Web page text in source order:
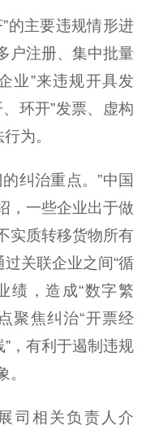
的主要违规情形进
户注册、集中批量
业”来违规开具发
环开”发票、虚构
为。
纠治重点。”中国
，一些企业出于做
实质转移货物所有
过关联企业之间“循
绩，造成“数字繁
聚焦纠治“开票经
”，有利于遏制违规
司相关负责人介